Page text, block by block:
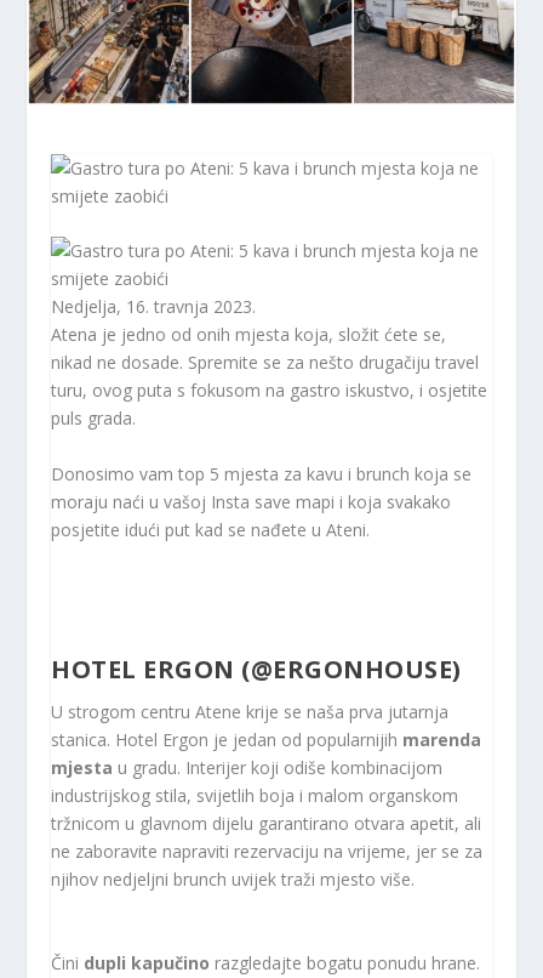
Nedjelja, 16. travnja 2023.
Atena je jedno od onih mjesta koja, složit ćete se,
nikad ne dosade. Spremite se za nešto drugačiju travel
turu, ovog puta s fokusom na gastro iskustvo, i osjetite
puls grada.
Donosimo vam top 5 mjesta za kavu i brunch koja se
moraju naći u vašoj Insta save mapi i koja svakako
posjetite idući put kad se nađete u Ateni.
HOTEL ERGON (@ERGONHOUSE)
U strogom centru Atene krije se naša prva jutarnja
stanica. Hotel Ergon je jedan od popularnijih marenda
mjesta u gradu. Interijer koji odiše kombinacijom
industrijskog stila, svijetlih boja i malom organskom
tržnicom u glavnom dijelu garantirano otvara apetit, ali
ne zaboravite napraviti rezervaciju na vrijeme, jer se za
njihov nedjeljni brunch uvijek traži mjesto više.
Čini dupli kapučino razgledajte bogatu ponudu hrane.